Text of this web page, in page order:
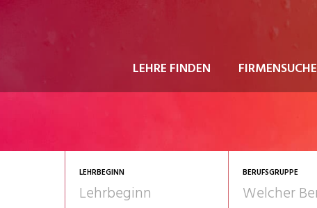
LEHRE FINDEN FIRMENSUCHE
LEHRBEGINN BERUFSGRUPPE